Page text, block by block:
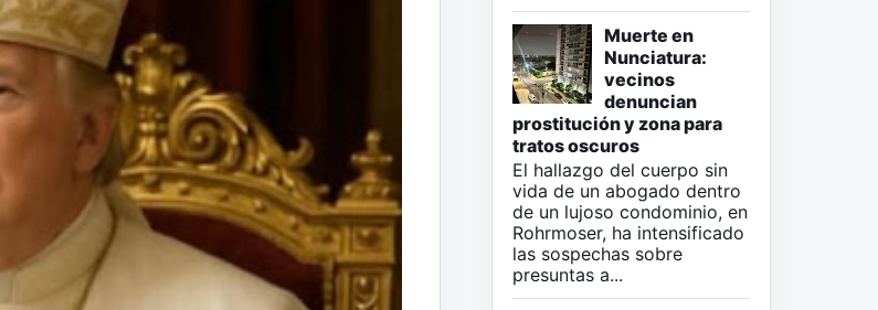
Muerte en
Nunciatura:
vecinos
denuncian
prostitución y zona para
tratos oscuros
El hallazgo del cuerpo sin
vida de un abogado dentro
de un lujoso condominio, en
Rohrmoser, ha intensificado
las sospechas sobre
presuntas a...